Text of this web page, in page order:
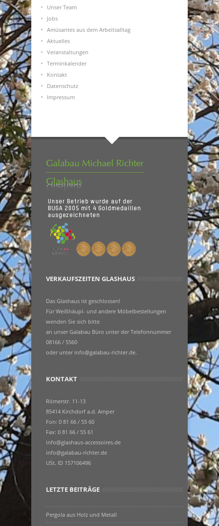
Unser Team
Jobs
Amüsantes aus dem Arbeitsalltag
Aktuelles
Veranstaltungen
Terminkalender
Kontakt
Datenschutz
Impressum
VERKAUFSZEITEN GLASHAUS
Das Glashaus ist geschlossen!
Für Weißhäupl- und andere Möbelbestellungen
wenden Sie sich bitte
an unser Galabau Büro unter der Telefonnummer
08166 / 5560
oder unter info@galabau-richter.de.
KONTAKT
Römerstr. 11-13
85414 Kirchdorf a.d. Amper
Fon: 0 81 66 / 55 60
Fax: 0 81 66 / 55 61
info@glashaus-accessoires.de
info@galabau-richter.de
USt. ID 157106496
LETZTE BEITRÄGE
Pergola aus Holz und Metall